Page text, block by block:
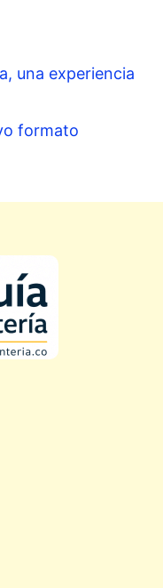
una experiencia
formato